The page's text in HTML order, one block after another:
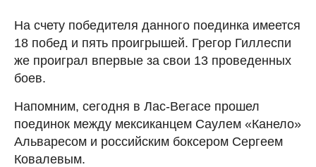
На счету победителя данного поединка имеется
18 побед и пять проигрышей. Грегор Гиллеспи
же проиграл впервые за свои 13 проведенных
боев.
Напомним, сегодня в Лас-Вегасе прошел
поединок между мексиканцем Саулем «Канело»
Альваресом и российским боксером Сергеем
Ковалевым.